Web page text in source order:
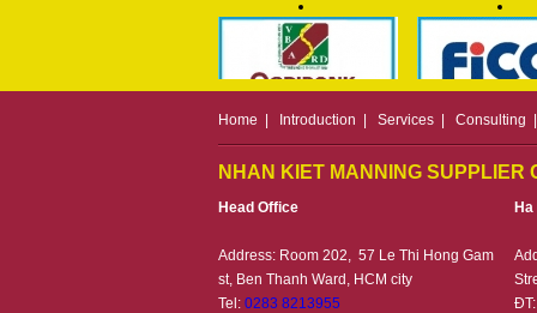
Home Introduction Services Consulting
NHAN KIET MANNING SUPPLIER
Head Office
Address: Room 202, 57 Le Thi Hong Gam
st, Ben Thanh Ward, HCM city
Tel: 0283 8213955